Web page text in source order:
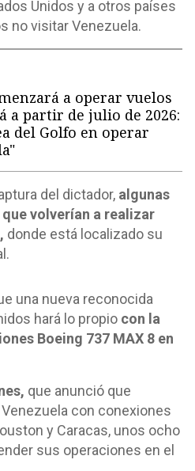
Unidos y a otros países
no visitar Venezuela.
a operar vuelos
a partir de julio de 2026:
del Golfo en operar
del dictador, algunas
volverían a realizar
donde está localizado su
una nueva reconocida
hará lo propio con la
Boeing 737 MAX 8 en
que anunció que
con conexiones
y Caracas, unos ocho
sus operaciones en el